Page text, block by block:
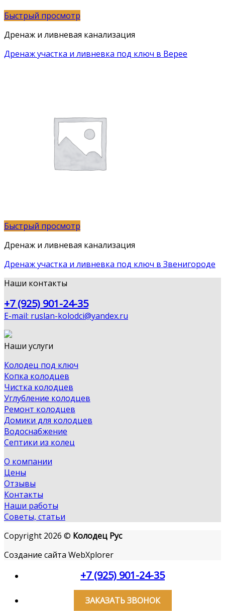
Быстрый просмотр
Дренаж и ливневая канализация
Дренаж участка и ливневка под ключ в Верее
Быстрый просмотр
Дренаж и ливневая канализация
Дренаж участка и ливневка под ключ в Звенигороде
Наши контакты
+7 (925) 901-24-35
E-mail: ruslan-kolodci@yandex.ru
Наши услуги
Колодец под ключ
Копка колодцев
Чистка колодцев
Углубление колодцев
Ремонт колодцев
Домики для колодцев
Водоснабжение
Септики из колец
О компании
Цены
Отзывы
Контакты
Наши работы
Советы, статьи
Copyright 2026 © Колодец Рус
Создание сайта WebXplorer
+7 (925) 901-24-35
ЗАКАЗАТЬ ЗВОНОК